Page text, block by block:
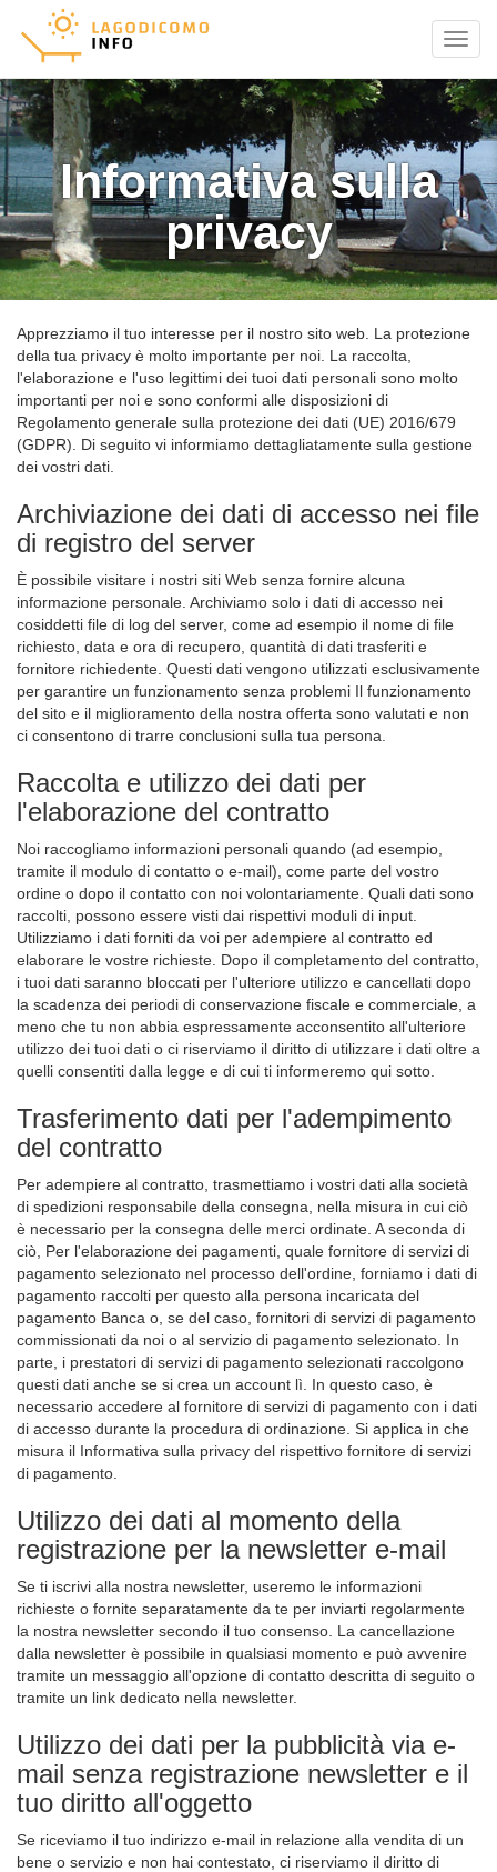
Menu
Informativa sulla
privacy
Apprezziamo il tuo interesse per il nostro sito web. La protezione
della tua privacy è molto importante per noi. La raccolta,
l'elaborazione e l'uso legittimi dei tuoi dati personali sono molto
importanti per noi e sono conformi alle disposizioni di
Regolamento generale sulla protezione dei dati (UE) 2016/679
(GDPR). Di seguito vi informiamo dettagliatamente sulla gestione
dei vostri dati.
Archiviazione dei dati di accesso nei file
di registro del server
È possibile visitare i nostri siti Web senza fornire alcuna
informazione personale. Archiviamo solo i dati di accesso nei
cosiddetti file di log del server, come ad esempio il nome di file
richiesto, data e ora di recupero, quantità di dati trasferiti e
fornitore richiedente. Questi dati vengono utilizzati esclusivamente
per garantire un funzionamento senza problemi Il funzionamento
del sito e il miglioramento della nostra offerta sono valutati e non
ci consentono di trarre conclusioni sulla tua persona.
Raccolta e utilizzo dei dati per
l'elaborazione del contratto
Noi raccogliamo informazioni personali quando (ad esempio,
tramite il modulo di contatto o e-mail), come parte del vostro
ordine o dopo il contatto con noi volontariamente. Quali dati sono
raccolti, possono essere visti dai rispettivi moduli di input.
Utilizziamo i dati forniti da voi per adempiere al contratto ed
elaborare le vostre richieste. Dopo il completamento del contratto,
i tuoi dati saranno bloccati per l'ulteriore utilizzo e cancellati dopo
la scadenza dei periodi di conservazione fiscale e commerciale, a
meno che tu non abbia espressamente acconsentito all'ulteriore
utilizzo dei tuoi dati o ci riserviamo il diritto di utilizzare i dati oltre a
quelli consentiti dalla legge e di cui ti informeremo qui sotto.
Trasferimento dati per l'adempimento
del contratto
Per adempiere al contratto, trasmettiamo i vostri dati alla società
di spedizioni responsabile della consegna, nella misura in cui ciò
è necessario per la consegna delle merci ordinate. A seconda di
ciò, Per l'elaborazione dei pagamenti, quale fornitore di servizi di
pagamento selezionato nel processo dell'ordine, forniamo i dati di
pagamento raccolti per questo alla persona incaricata del
pagamento Banca o, se del caso, fornitori di servizi di pagamento
commissionati da noi o al servizio di pagamento selezionato. In
parte, i prestatori di servizi di pagamento selezionati raccolgono
questi dati anche se si crea un account lì. In questo caso, è
necessario accedere al fornitore di servizi di pagamento con i dati
di accesso durante la procedura di ordinazione. Si applica in che
misura il Informativa sulla privacy del rispettivo fornitore di servizi
di pagamento.
Utilizzo dei dati al momento della
registrazione per la newsletter e-mail
Se ti iscrivi alla nostra newsletter, useremo le informazioni
richieste o fornite separatamente da te per inviarti regolarmente
la nostra newsletter secondo il tuo consenso. La cancellazione
dalla newsletter è possibile in qualsiasi momento e può avvenire
tramite un messaggio all'opzione di contatto descritta di seguito o
tramite un link dedicato nella newsletter.
Utilizzo dei dati per la pubblicità via e-
mail senza registrazione newsletter e il
tuo diritto all'oggetto
Se riceviamo il tuo indirizzo e-mail in relazione alla vendita di un
bene o servizio e non hai contestato, ci riserviamo il diritto di